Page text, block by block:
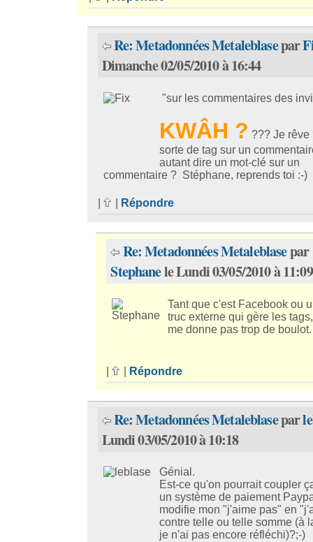
Re: Metadonnées Metaleblasepar
Dimanche 02/05/2010 à 16:44
"sur les commentaires des
KWÂH ? ??? Je rêve
sorte de tag sur un
autant dire un mot-clé sur un
commentaire ? Stéphane, reprends toi :-)
Répondre
Re: Metadonnées Metaleblasepar
Stephanele Lundi 03/05/2010 à 11:09
Tant que c'est Facebook ou
truc externe qui gère les
me donne pas trop de
| Répondre
Re: Metadonnées Metaleblasepar
Lundi 03/05/2010 à 10:18
Génial.
Est-ce qu'on pourrait coupler
un système de paiement
modifie mon "j'aime pas" en
contre telle ou telle somme (à
je n'ai pas encore réfléchi)?;-)